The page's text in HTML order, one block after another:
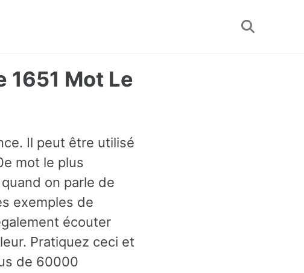
Toggle
1651 Mot Le
Il peut être utilisé
mot le plus
on parle de
exemples de
écouter
Pratiquez ceci et
de 60000